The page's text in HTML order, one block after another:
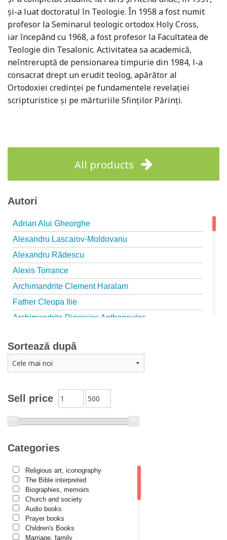
și-a luat doctoratul în Teologie. În 1958 a fost numit
profesor la Seminarul teologic ortodox Holy Cross,
iar începând cu 1968, a fost profesor la Facultatea de
Teologie din Tesalonic. Activitatea sa academică,
neîntreruptă de pensionarea timpurie din 1984, l-a
consacrat drept un erudit teolog, apărător al
Ortodoxiei credinței pe fundamentele revelației
scripturistice și pe mărturiile Sfinților Părinți.
All products
Autori
Adrian Alui Gheorghe
Alexandru Lascarov-Moldovanu
Alexandru Rădescu
Alexis Torrance
Archimandrite Clement Haralam
Father Cleopa Ilie
Archimandrite Dionisios Anthopoulos
Father Eusebiu Giannakakis
Father Gheorghe Kapsanis
Archimandrite Placide Deseille
Avva Iulian Pomerius
Camelia Poenaru
Cassian Maria Spiridon
Cătălina Dănilă
Cezar Florin Cocuz
Christos Yannaras
Constantin Cavarnos
Sell price
Categories
Religious art, iconography
The Bible interpreted
Biographies, memoirs
Church and society
Audio books
Prayer books
Children's Books
Marriage, family
Sortează după